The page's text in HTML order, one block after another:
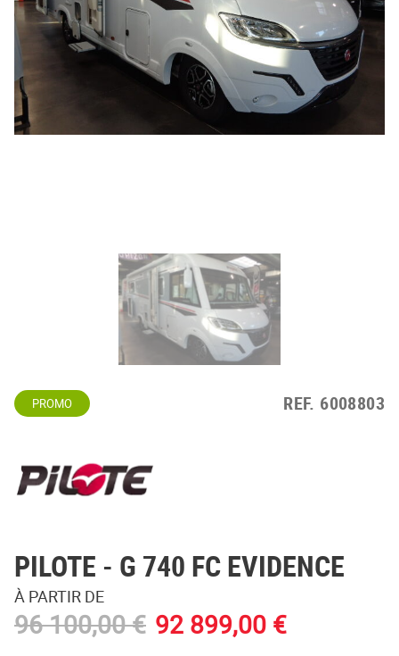
PROMO REF. 6008803
PILOTE - G 740 FC EVIDENCE
À PARTIR DE
96 100,00 € 92 899,00 €